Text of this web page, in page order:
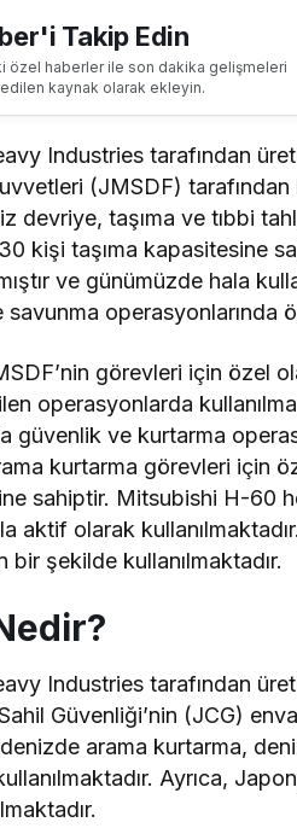
Takip Edin
özel haberler ile son dakika gelişmeleri
kaynak olarak ekleyin.
Industries tarafından
(JMSDF) tarafından
devriye, taşıma ve tıbbi
kişi taşıma kapasitesine
ve günümüzde hala
operasyonlarında
görevleri için özel
operasyonlarda
güvenlik ve kurtarma
kurtarma görevleri için
sahiptir. Mitsubishi H-60
aktif olarak
şekilde kullanılmaktadır.
Industries tarafından
Güvenliği’nin (JCG)
arama kurtarma,
Ayrıca,